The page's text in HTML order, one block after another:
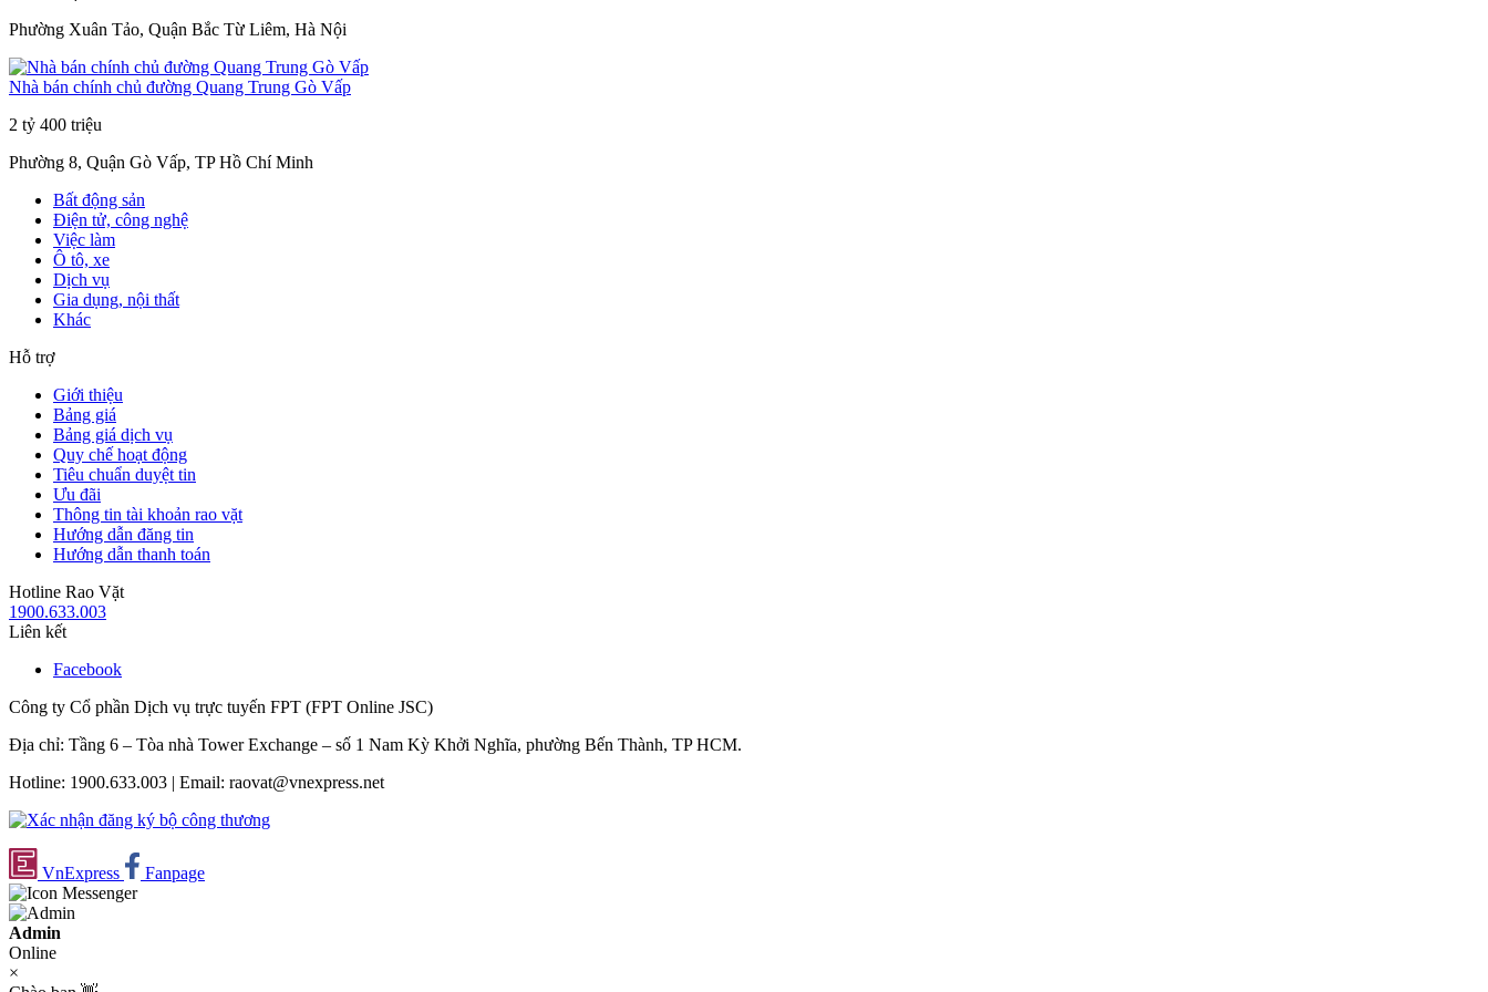
Phường Xuân Tảo, Quận Bắc Từ Liêm, Hà Nội
Nhà bán chính chủ đường Quang Trung Gò Vấp
2 tỷ 400 triệu
Phường 8, Quận Gò Vấp, TP Hồ Chí Minh
Bất động sản
Điện tử, công nghệ
Việc làm
Ô tô, xe
Dịch vụ
Gia dụng, nội thất
Khác
Hỗ trợ
Giới thiệu
Bảng giá
Bảng giá dịch vụ
Quy chế hoạt động
Tiêu chuẩn duyệt tin
Ưu đãi
Thông tin tài khoản rao vặt
Hướng dẫn đăng tin
Hướng dẫn thanh toán
Hotline Rao Vặt
1900.633.003
Liên kết
Facebook
Công ty Cổ phần Dịch vụ trực tuyến FPT (FPT Online JSC)
Địa chỉ: Tầng 6 – Tòa nhà Tower Exchange – số 1 Nam Kỳ Khởi Nghĩa, phường Bến Thành, TP HCM.
Hotline: 1900.633.003 | Email: raovat@vnexpress.net
VnExpress Fanpage
Admin
Online
×